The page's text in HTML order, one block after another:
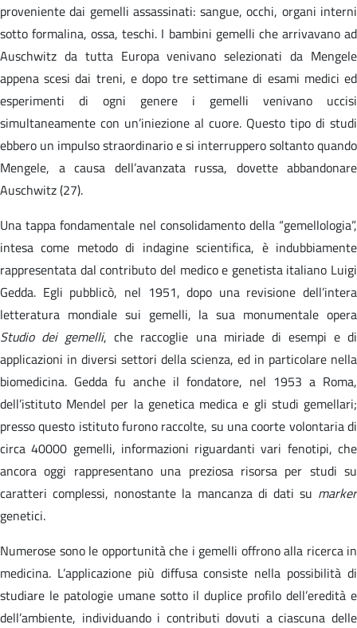
proveniente dai gemelli assassinati: sangue, occhi, organi interni
sotto formalina, ossa, teschi. I bambini gemelli che arrivavano ad
Auschwitz da tutta Europa venivano selezionati da Mengele
appena scesi dai treni, e dopo tre settimane di esami medici ed
esperimenti di ogni genere i gemelli venivano uccisi
simultaneamente con un’iniezione al cuore. Questo tipo di studi
ebbero un impulso straordinario e si interruppero soltanto quando
Mengele, a causa dell’avanzata russa, dovette abbandonare
Auschwitz (27).
Una tappa fondamentale nel consolidamento della “gemellologia”,
intesa come metodo di indagine scientifica, è indubbiamente
rappresentata dal contributo del medico e genetista italiano Luigi
Gedda. Egli pubblicò, nel 1951, dopo una revisione dell’intera
letteratura mondiale sui gemelli, la sua monumentale opera
Studio dei gemelli, che raccoglie una miriade di esempi e di
applicazioni in diversi settori della scienza, ed in particolare nella
biomedicina. Gedda fu anche il fondatore, nel 1953 a Roma,
dell’istituto Mendel per la genetica medica e gli studi gemellari;
presso questo istituto furono raccolte, su una coorte volontaria di
circa 40000 gemelli, informazioni riguardanti vari fenotipi, che
ancora oggi rappresentano una preziosa risorsa per studi su
caratteri complessi, nonostante la mancanza di dati su marker
genetici.
Numerose sono le opportunità che i gemelli offrono alla ricerca in
medicina. L’applicazione più diffusa consiste nella possibilità di
studiare le patologie umane sotto il duplice profilo dell’eredità e
dell’ambiente, individuando i contributi dovuti a ciascuna delle